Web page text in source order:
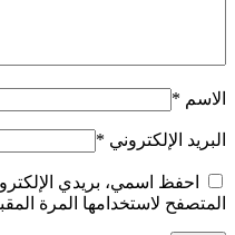
الاسم *
البريد الإلكتروني *
احفظ اسمي، بريدي
المتصفح لاستخدامها المرة